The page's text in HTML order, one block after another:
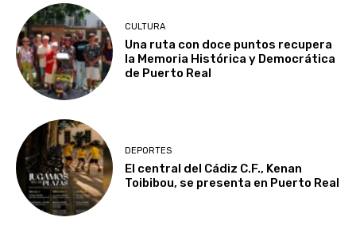
CULTURA
Una ruta con doce puntos recupera
la Memoria Histórica y Democrática
de Puerto Real
DEPORTES
El central del Cádiz C.F., Kenan
Toibibou, se presenta en Puerto Real